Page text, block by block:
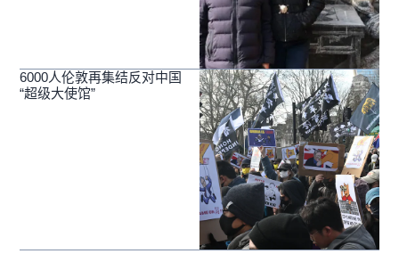
6000人伦敦再集结反对中国
“超级大使馆”